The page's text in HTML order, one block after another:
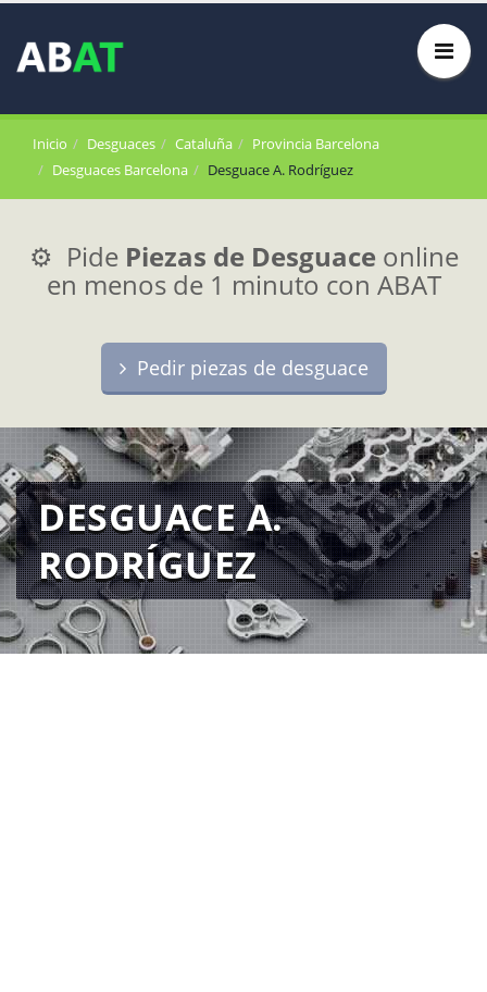
Inicio Desguaces Cataluña
Provincia Barcelona
Desguaces Barcelona
Desguace A. Rodríguez
⚙️ Pide Piezas de Desguace online
en menos de 1 minuto con ABAT
Pedir piezas de desguace
DESGUACE A.
RODRÍGUEZ